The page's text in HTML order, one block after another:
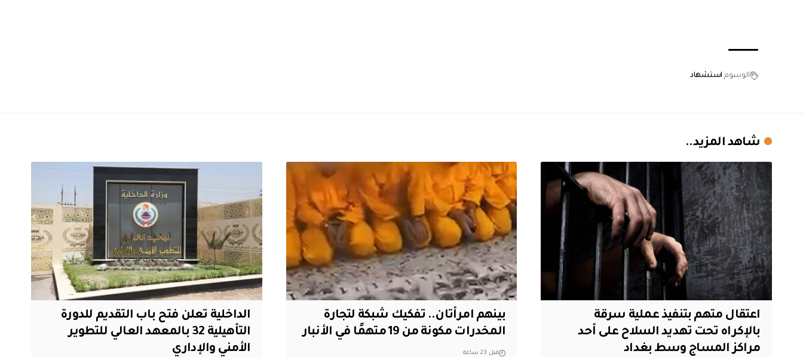
الوسوم استشهاد
شاهد المزيد..
اعتقال متهم بتنفيذ عملية سرقة
بالإكراه تحت تهديد السلاح على أحد
مراكز المساج وسط بغداد
بينهم امرأتان.. تفكيك شبكة لتجارة
المخدرات مكونة من 19 متهمًا في الأنبار
قبل 23 ساعة
الداخلية تعلن فتح باب التقديم للدورة
التأهيلية 32 بالمعهد العالي للتطوير
الأمني والإداري